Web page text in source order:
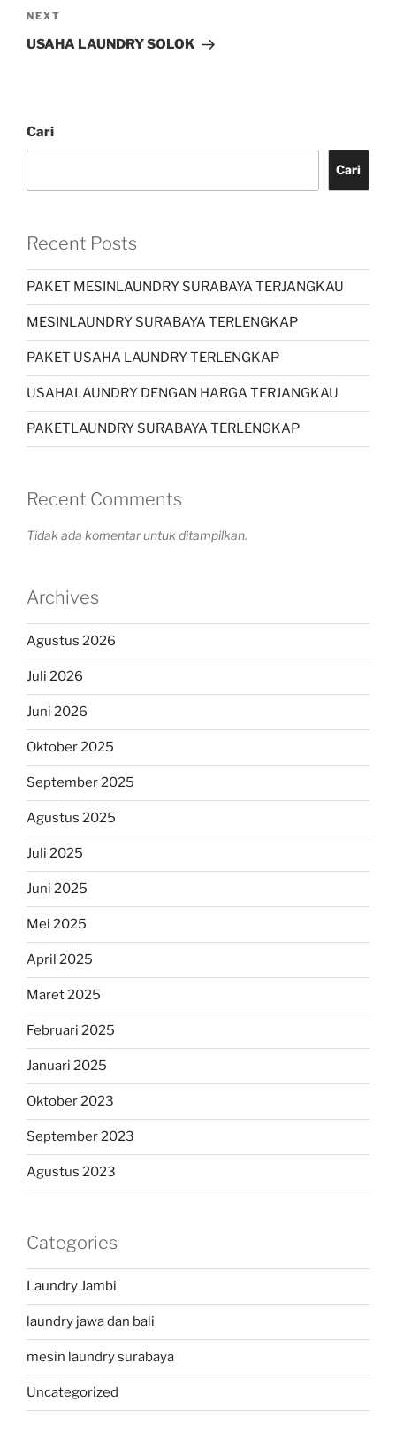
NEXT
USAHA LAUNDRY SOLOK
Cari
Cari
Recent Posts
PAKET MESINLAUNDRY SURABAYA TERJANGKAU
MESINLAUNDRY SURABAYA TERLENGKAP
PAKET USAHA LAUNDRY TERLENGKAP
USAHALAUNDRY DENGAN HARGA TERJANGKAU
PAKETLAUNDRY SURABAYA TERLENGKAP
Recent Comments
Tidak ada komentar untuk ditampilkan.
Archives
Agustus 2026
Juli 2026
Juni 2026
Oktober 2025
September 2025
Agustus 2025
Juli 2025
Juni 2025
Mei 2025
April 2025
Maret 2025
Februari 2025
Januari 2025
Oktober 2023
September 2023
Agustus 2023
Categories
Laundry Jambi
laundry jawa dan bali
mesin laundry surabaya
Uncategorized